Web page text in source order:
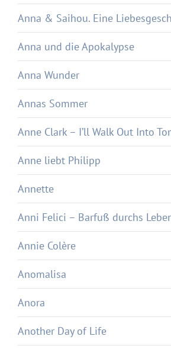
Anna & Saihou. Eine
Anna und die Apokalypse
Anna Wunder
Annas Sommer
Anne Clark – I’ll Walk Out Into
Anne liebt Philipp
Annette
Anni Felici – Barfuß durchs
Annie Colère
Anomalisa
Anora
Another Day of Life